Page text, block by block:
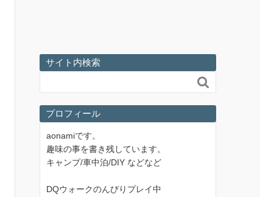
サイト内検索

プロフィール
aonamiです。
趣味の事を書き残しています。
キャンプ/車中泊/DIY などなど
DQウォークのんびりプレイ中